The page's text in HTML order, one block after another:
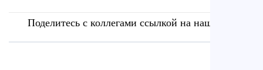
Поделитесь с коллегами ссылкой на наш сайт